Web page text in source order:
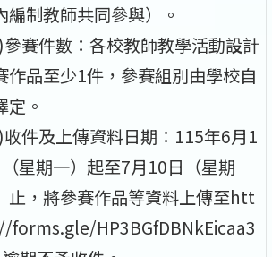
編制教師共同參與）。
參賽件數：各校教師教學活動設計
作品至少1件，參賽組別由學校自
定。
收件及上傳資料日期：115年6月1
星期一）起至7月10日（星期
止，將參賽作品等資料上傳至htt
forms.gle/HP3BGfDBNkEicaa3